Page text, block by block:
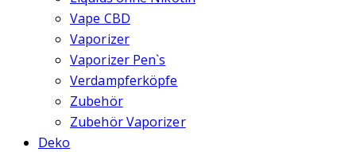
Vape CBD
Vaporizer
Vaporizer Pen`s
Verdampferköpfe
Zubehör
Zubehör Vaporizer
Deko